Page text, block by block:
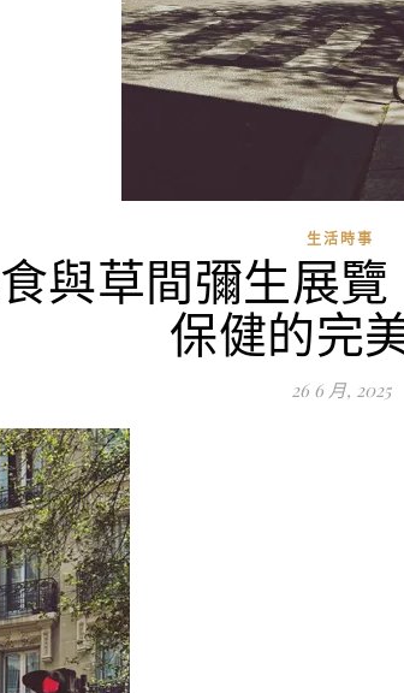
生活時事
與草間彌生展
保健的完
26 6 月, 2025